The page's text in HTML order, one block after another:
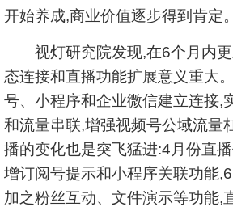
开始养成,商业价值逐步得到肯定。
视灯研究院发现,在6个月内更
态连接和直播功能扩展意义重大
号、小程序和企业微信建立连接,
和流量串联,增强视频号公域流量
播的变化也是突飞猛进:4月份直
增订阅号提示和小程序关联功能
加之粉丝互动、文件演示等功能,